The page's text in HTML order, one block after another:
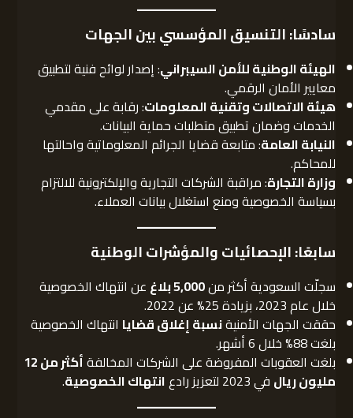
سادسًا: التنسيق المؤسسي بين الجهات
الهيئة الوطنية للأمن السيبراني: إصدار لوائح فنية لتطبيق
معايير الأمان الرقمي.
هيئة الاتصالات وتقنية المعلومات: رقابة على مقدمي
الخدمات وضمان تطبيق متطلبات حماية البيانات.
النيابة العامة: متابعة قضايا الجرائم المعلوماتية واحالتها
للمحاكم.
وزارة التجارة: مراقبة الشركات التجارية والإلكترونية للالتزام
بسياسة الخصوصية ومنع استغلال بيانات العملاء.
سابعًا: الإحصائيات والمؤشرات الوطنية
سجلّت السعودية أكثر من5,000بلاغ عن انتهاك الخصوصية
خلال عام 2023، بزيادة 25% عن 2022.
حققت الجهات الأمنيةنسبة إغلاق قضايا انتهاك الخصوصية
بلغت 88% خلال 6 أشهر.
بلغت العقوبات المفروضة على الشركات المخالفة
أكثر من 12
مليون ريال في 2023 لتعزيز رادع انتهاك الخصوصية.